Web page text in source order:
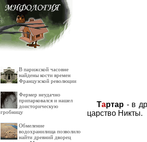
В парижской часовне
найдены кости времен
Французской революции
Фермер неудачно
припарковался и нашел
доисторическую
гробницу
Обмеление
водохранилища позволило
найти древний дворец
Тартар - в
царство Никты.